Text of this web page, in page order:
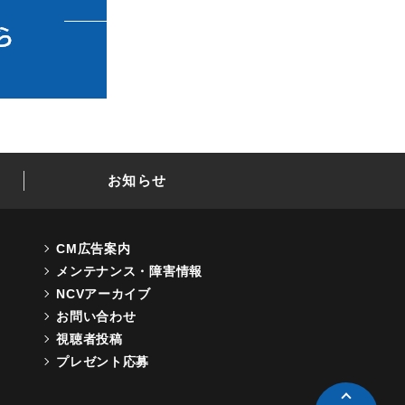
お知らせ
CM広告案内
メンテナンス・障害情報
NCVアーカイブ
お問い合わせ
視聴者投稿
プレゼント応募